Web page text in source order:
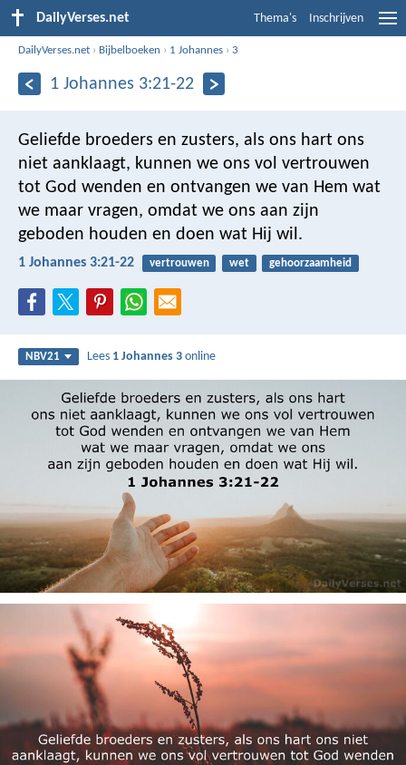
DailyVerses.net Thema's Inschrijven
DailyVerses.net › Bijbelboeken › 1 Johannes ›3
1 Johannes 3:21-22
Geliefde broeders en zusters, als ons hart ons
niet aanklaagt, kunnen we ons vol vertrouwen
tot God wenden en ontvangen we van Hem wat
we maar vragen, omdat we ons aan zijn
geboden houden en doen wat Hij wil.
1 Johannes 3:21-22 vertrouwen wet gehoorzaamheid
NBV21 Lees 1 Johannes 3 online